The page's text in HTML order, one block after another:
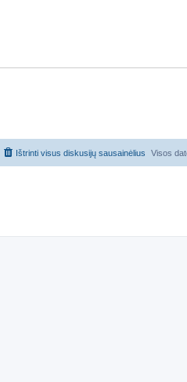
Visos
Ištrinti visus diskusijų sausainėlius